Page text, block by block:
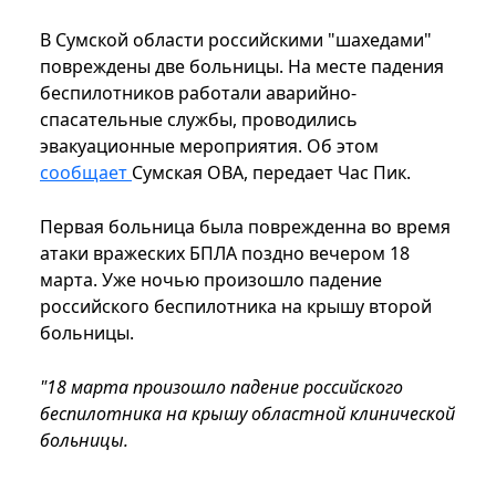
В Сумской области российскими "шахедами"
повреждены две больницы. На месте падения
беспилотников работали аварийно-
спасательные службы, проводились
эвакуационные мероприятия. Об этом
сообщает Сумская ОВА, передает Час Пик.
Первая больница была поврежденна во время
атаки вражеских БПЛА поздно вечером 18
марта. Уже ночью произошло падение
российского беспилотника на крышу второй
больницы.
"18 марта произошло падение российского
беспилотника на крышу областной клинической
больницы.